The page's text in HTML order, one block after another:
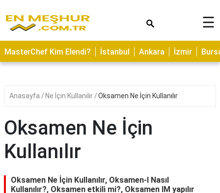
ASTROLOJİ
SAĞLIK
YERLER
BAKIMI
KAMP
☰
MasterChef Kim Elendi? İstanbul Ankara İzmir
Anasayfa Ne İçin Kullanılır Oksamen Ne İçin Kullanılır
Oksamen Ne İçin
Kullanılır
Oksamen Ne İçin Kullanılır, Oksamen-l Nasıl
Kullanılır?, Oksamen etkili mi?, Oksamen IM yapılır